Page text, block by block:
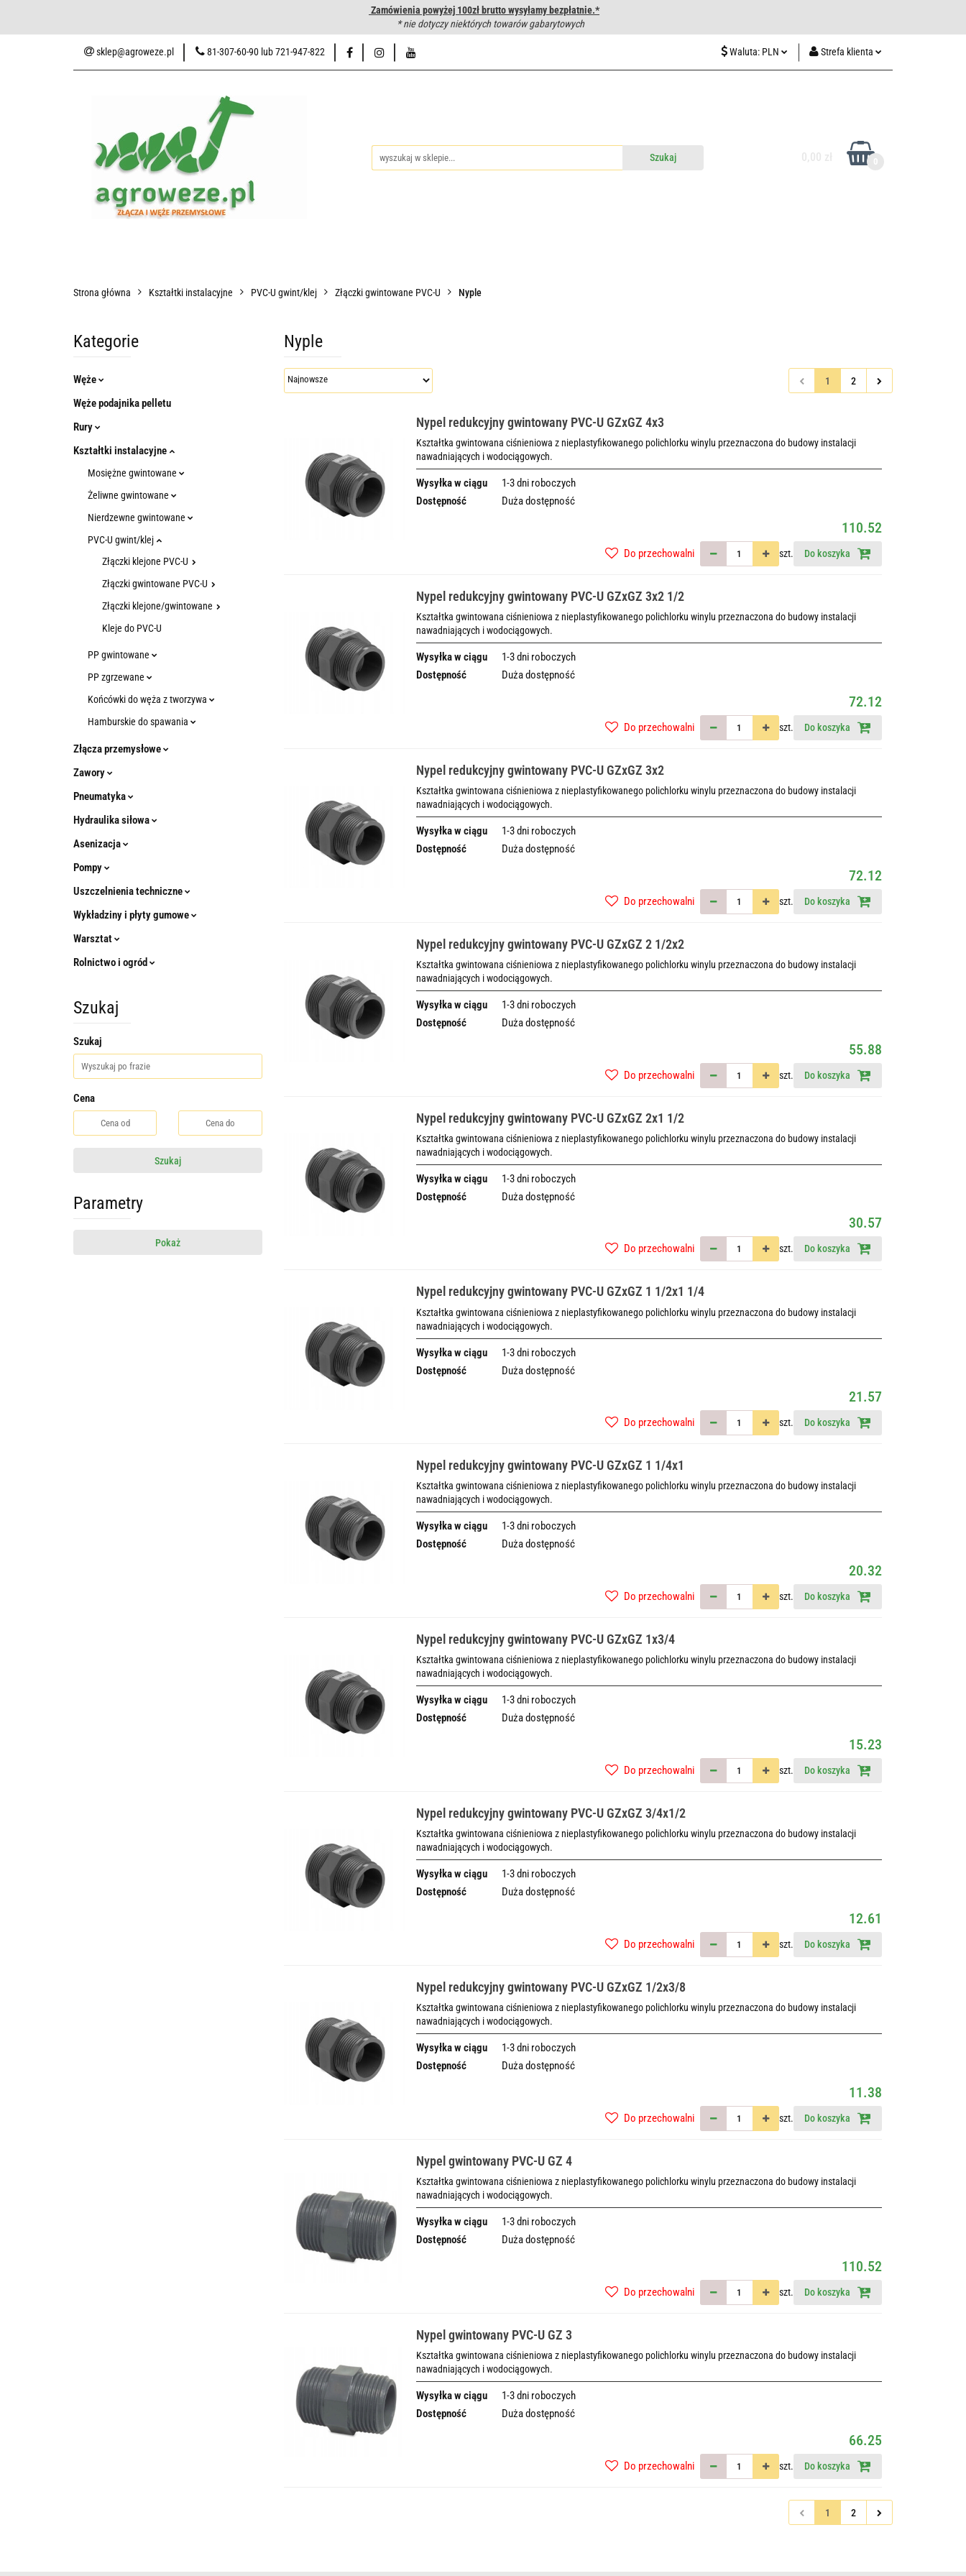
Zamówienia powyżej 100zł brutto wysyłamy bezpłatnie.*
* nie dotyczy niektórych towarów gabarytowych
sklep@agroweze.pl 81-307-60-90 lub 721-947-822 Waluta: PLN Strefa klienta
Zakuwanie węży hydraulicznych Hurtownia Napisz do nas
Strona główna Kształtki instalacyjne PVC-U gwint/klej Złączki gwintowane PVC-U Nyple
Kategorie
Węże
Węże podajnika pelletu
Rury
Kształtki instalacyjne
Mosiężne gwintowane
Żeliwne gwintowane
Nierdzewne gwintowane
PVC-U gwint/klej
Złączki klejone PVC-U
Złączki gwintowane PVC-U
Złączki klejone/gwintowane
Kleje do PVC-U
PP gwintowane
PP zgrzewane
Końcówki do węża z tworzywa
Hamburskie do spawania
Złącza przemysłowe
Zawory
Pneumatyka
Hydraulika siłowa
Asenizacja
Pompy
Uszczelnienia techniczne
Wykładziny i płyty gumowe
Warsztat
Rolnictwo i ogród
Szukaj
Szukaj
Cena
Szukaj
Parametry
Pokaż
Nyple
1 2
Nypel redukcyjny gwintowany PVC-U GZxGZ 4x3
Kształtka gwintowana ciśnieniowa z nieplastyfikowanego polichlorku winylu przeznaczona do budowy instalacji
nawadniających i wodociągowych.
Wysyłka w ciągu
1-3 dni roboczych
Dostępność
Duża dostępność
110.52
szt. Do koszyka
Do przechowalni
Nypel redukcyjny gwintowany PVC-U GZxGZ 3x2 1/2
Kształtka gwintowana ciśnieniowa z nieplastyfikowanego polichlorku winylu przeznaczona do budowy instalacji
nawadniających i wodociągowych.
Wysyłka w ciągu
1-3 dni roboczych
Dostępność
Duża dostępność
72.12
szt. Do koszyka
Do przechowalni
Nypel redukcyjny gwintowany PVC-U GZxGZ 3x2
Kształtka gwintowana ciśnieniowa z nieplastyfikowanego polichlorku winylu przeznaczona do budowy instalacji
nawadniających i wodociągowych.
Wysyłka w ciągu
1-3 dni roboczych
Dostępność
Duża dostępność
72.12
szt. Do koszyka
Do przechowalni
Nypel redukcyjny gwintowany PVC-U GZxGZ 2 1/2x2
Kształtka gwintowana ciśnieniowa z nieplastyfikowanego polichlorku winylu przeznaczona do budowy instalacji
nawadniających i wodociągowych.
Wysyłka w ciągu
1-3 dni roboczych
Dostępność
Duża dostępność
55.88
szt. Do koszyka
Do przechowalni
Nypel redukcyjny gwintowany PVC-U GZxGZ 2x1 1/2
Kształtka gwintowana ciśnieniowa z nieplastyfikowanego polichlorku winylu przeznaczona do budowy instalacji
nawadniających i wodociągowych.
Wysyłka w ciągu
1-3 dni roboczych
Dostępność
Duża dostępność
30.57
szt. Do koszyka
Do przechowalni
Nypel redukcyjny gwintowany PVC-U GZxGZ 1 1/2x1 1/4
Kształtka gwintowana ciśnieniowa z nieplastyfikowanego polichlorku winylu przeznaczona do budowy instalacji
nawadniających i wodociągowych.
Wysyłka w ciągu
1-3 dni roboczych
Dostępność
Duża dostępność
21.57
szt. Do koszyka
Do przechowalni
Nypel redukcyjny gwintowany PVC-U GZxGZ 1 1/4x1
Kształtka gwintowana ciśnieniowa z nieplastyfikowanego polichlorku winylu przeznaczona do budowy instalacji
nawadniających i wodociągowych.
Wysyłka w ciągu
1-3 dni roboczych
Dostępność
Duża dostępność
20.32
szt. Do koszyka
Do przechowalni
Nypel redukcyjny gwintowany PVC-U GZxGZ 1x3/4
Kształtka gwintowana ciśnieniowa z nieplastyfikowanego polichlorku winylu przeznaczona do budowy instalacji
nawadniających i wodociągowych.
Wysyłka w ciągu
1-3 dni roboczych
Dostępność
Duża dostępność
15.23
szt. Do koszyka
Do przechowalni
Nypel redukcyjny gwintowany PVC-U GZxGZ 3/4x1/2
Kształtka gwintowana ciśnieniowa z nieplastyfikowanego polichlorku winylu przeznaczona do budowy instalacji
nawadniających i wodociągowych.
Wysyłka w ciągu
1-3 dni roboczych
Dostępność
Duża dostępność
12.61
szt. Do koszyka
Do przechowalni
Nypel redukcyjny gwintowany PVC-U GZxGZ 1/2x3/8
Kształtka gwintowana ciśnieniowa z nieplastyfikowanego polichlorku winylu przeznaczona do budowy instalacji
nawadniających i wodociągowych.
Wysyłka w ciągu
1-3 dni roboczych
Dostępność
Duża dostępność
11.38
szt. Do koszyka
Do przechowalni
Nypel gwintowany PVC-U GZ 4
Kształtka gwintowana ciśnieniowa z nieplastyfikowanego polichlorku winylu przeznaczona do budowy instalacji
nawadniających i wodociągowych.
Wysyłka w ciągu
1-3 dni roboczych
Dostępność
Duża dostępność
110.52
szt. Do koszyka
Do przechowalni
Nypel gwintowany PVC-U GZ 3
Kształtka gwintowana ciśnieniowa z nieplastyfikowanego polichlorku winylu przeznaczona do budowy instalacji
nawadniających i wodociągowych.
Wysyłka w ciągu
1-3 dni roboczych
Dostępność
Duża dostępność
66.25
szt. Do koszyka
Do przechowalni
1 2